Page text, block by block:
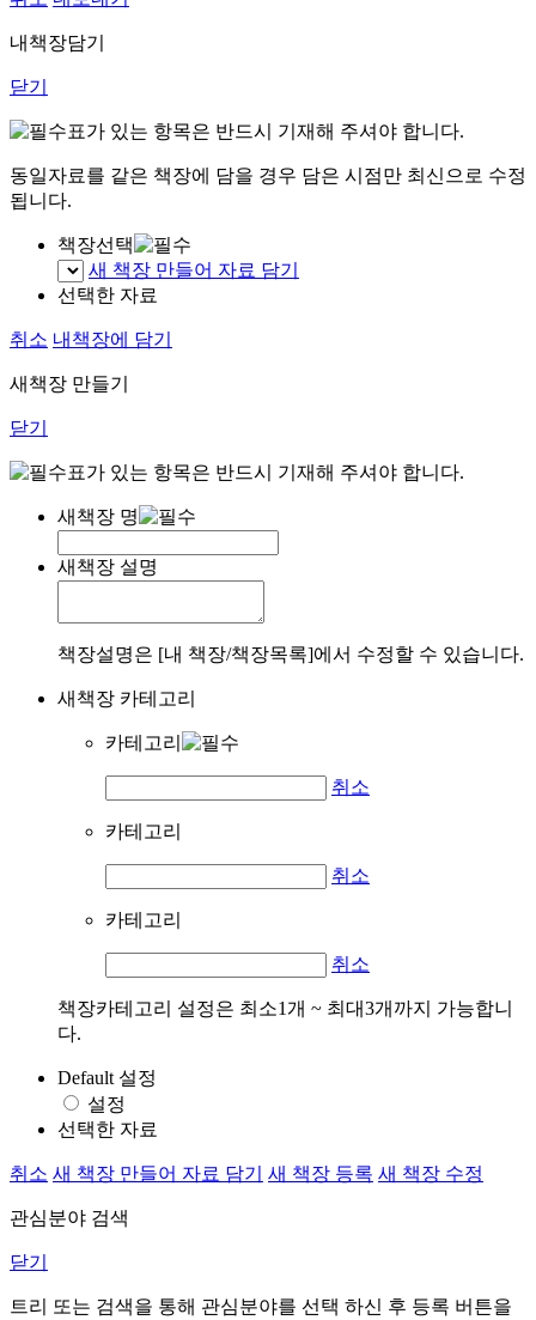
내책장담기
닫기
표가 있는 항목은 반드시 기재해 주셔야 합니다.
동일자료를 같은 책장에 담을 경우 담은 시점만 최신으로 수정
됩니다.
책장선택
새 책장 만들어 자료 담기
선택한 자료
취소 내책장에 담기
새책장 만들기
닫기
표가 있는 항목은 반드시 기재해 주셔야 합니다.
새책장 명
새책장 설명
책장설명은 [내 책장/책장목록]에서 수정할 수 있습니다.
새책장 카테고리
카테고리
취소
카테고리
취소
카테고리
취소
책장카테고리 설정은 최소1개 ~ 최대3개까지 가능합니
다.
Default 설정
설정
선택한 자료
취소 새 책장 만들어 자료 담기 새 책장 등록 새 책장 수정
관심분야 검색
닫기
트리 또는 검색을 통해 관심분야를 선택 하신 후 등록 버튼을